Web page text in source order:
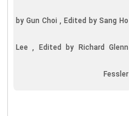
by Gun Choi , Edited by Sang Ho
Lee , Edited by Richard Glenn
Fessler